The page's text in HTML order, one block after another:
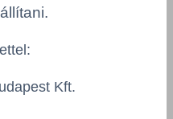
Szélesség Kft.